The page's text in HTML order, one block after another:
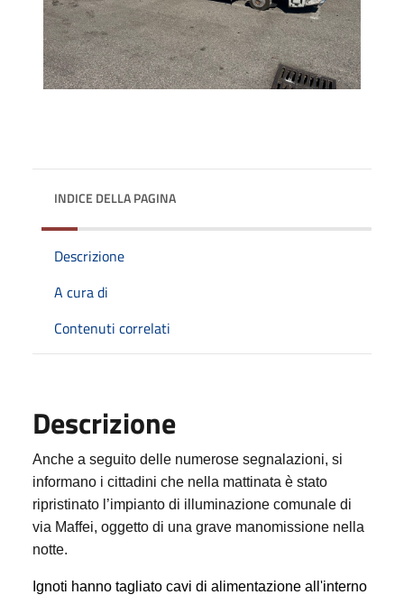
INDICE DELLA PAGINA
Descrizione
A cura di
Contenuti correlati
Descrizione
Anche a seguito delle numerose segnalazioni, si
informano i cittadini che nella mattinata è stato
ripristinato l’impianto di illuminazione comunale di
via Maffei, oggetto di una grave manomissione nella
notte.
Ignoti hanno tagliato cavi di alimentazione all'interno